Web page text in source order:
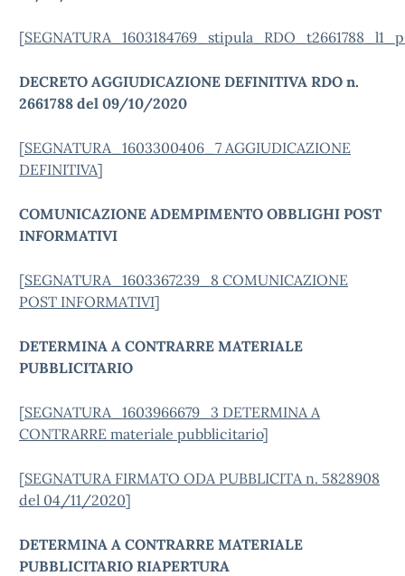
[
DECRETO AGGIUDICAZIONE DEFINITIVA RDO n.
2661788 del 09/10/2020
[SEGNATURA_1603300406_7 AGGIUDICAZIONE
DEFINITIVA]
COMUNICAZIONE ADEMPIMENTO OBBLIGHI POST
INFORMATIVI
[SEGNATURA_1603367239_8 COMUNICAZIONE
POST INFORMATIVI]
DETERMINA A CONTRARRE MATERIALE
PUBBLICITARIO
[SEGNATURA_1603966679_3 DETERMINA A
CONTRARRE materiale pubblicitario]
[SEGNATURA FIRMATO ODA PUBBLICITA n. 5828908
del 04/11/2020]
DETERMINA A CONTRARRE MATERIALE
PUBBLICITARIO RIAPERTURA